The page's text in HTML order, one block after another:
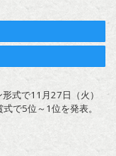
式で11月27日（火）
で5位～1位を発表。